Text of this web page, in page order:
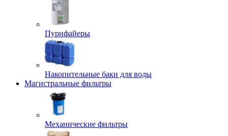
Пурифайеры
Накопительные баки для воды
Магистральные фильтры
Механические фильтры